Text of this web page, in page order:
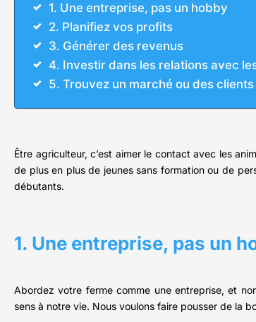
1. Une entreprise, pas un hobby
2. Planifiez vos profits
3. Générer des revenus
4. Investir dans les relations avec
5. Trouvez un marché ou des
Être agriculteur, c’est aimer le contact avec les
de plus en plus de jeunes sans formation ou de
débutants.
1. Une entreprise, pas un
Abordez votre ferme comme une entreprise, et
sens à notre vie. Nous voulons faire pousser de la